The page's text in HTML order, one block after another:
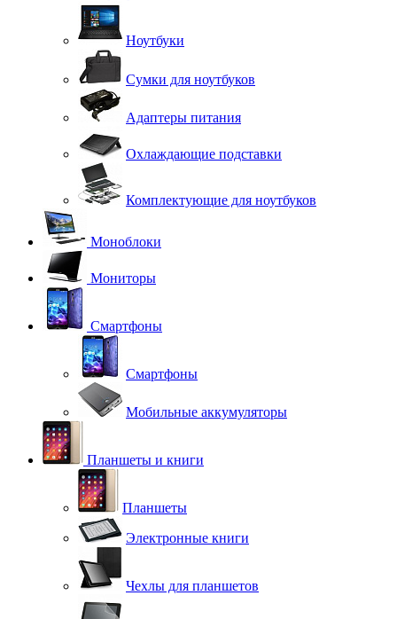
Ноутбуки
Сумки для ноутбуков
Адаптеры питания
Охлаждающие подставки
Комплектующие для ноутбуков
Моноблоки
Мониторы
Смартфоны
Смартфоны
Мобильные аккумуляторы
Планшеты и книги
Планшеты
Электронные книги
Чехлы для планшетов